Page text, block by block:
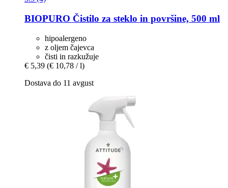
BIOPURO Čistilo za steklo in površine, 500 ml
hipoalergeno
z oljem čajevca
čisti in razkužuje
€ 5,39 (€ 10,78 / l)
Dostava do 11 avgust